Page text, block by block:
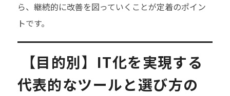
ら、継続的に改善を図っていくことが定着のポイン
トです。
【目的別】IT化を実現する
代表的なツールと選び方の